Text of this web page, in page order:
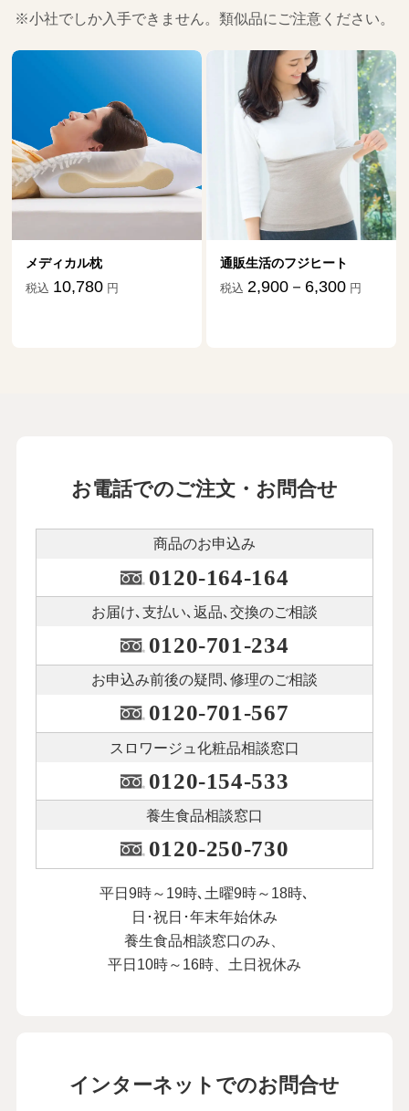
※小社でしか入手できません。類似品にご注意ください。
メディカル枕
税込 10,780 円
通販生活のフジヒート
税込 2,900－6,300 円
お電話でのご注文・お問合せ
商品のお申込み
0120-164-164
お届け､支払い､ 返品､交換のご相談
0120-701-234
お申込み前後の疑問､修理のご相談
0120-701-567
スロワージュ化粧品相談窓口
0120-154-533
養生食品相談窓口
0120-250-730
平日9時～19時､土曜9時～18時､
日･祝日･年末年始休み
養生食品相談窓口のみ、
平日10時～16時、土日祝休み
インターネットでのお問合せ